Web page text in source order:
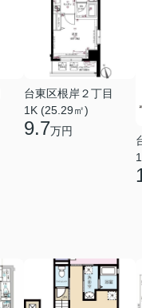
台東区根岸２丁目
1K (25.29㎡)
9.7万円